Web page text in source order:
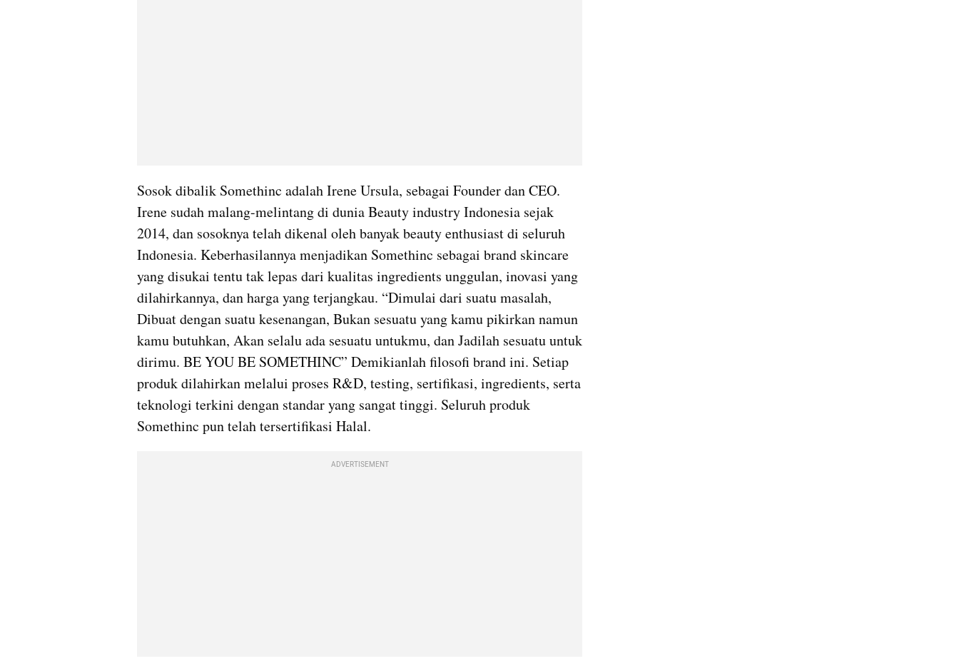
Sosok dibalik Somethinc adalah Irene Ursula, sebagai Founder dan CEO.
Irene sudah malang-melintang di dunia Beauty industry Indonesia sejak
2014, dan sosoknya telah dikenal oleh banyak beauty enthusiast di seluruh
Indonesia. Keberhasilannya menjadikan Somethinc sebagai brand skincare
yang disukai tentu tak lepas dari kualitas ingredients unggulan, inovasi yang
dilahirkannya, dan harga yang terjangkau. “Dimulai dari suatu masalah,
Dibuat dengan suatu kesenangan, Bukan sesuatu yang kamu pikirkan namun
kamu butuhkan, Akan selalu ada sesuatu untukmu, dan Jadilah sesuatu untuk
dirimu. BE YOU BE SOMETHINC” Demikianlah filosofi brand ini. Setiap
produk dilahirkan melalui proses R&D, testing, sertifikasi, ingredients, serta
teknologi terkini dengan standar yang sangat tinggi. Seluruh produk
Somethinc pun telah tersertifikasi Halal.
ADVERTISEMENT